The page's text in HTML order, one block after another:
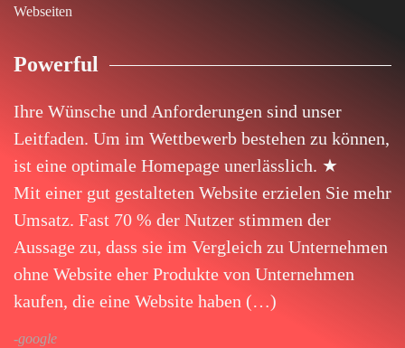
Powerful
Ihre Wünsche und Anforderungen sind unser
Leitfaden. Um im Wettbewerb bestehen zu können,
ist eine optimale Homepage unerlässlich. ★
Mit einer gut gestalteten Website erzielen Sie mehr
Umsatz. Fast 70 % der Nutzer stimmen der
Aussage zu, dass sie im Vergleich zu Unternehmen
ohne Website eher Produkte von Unternehmen
kaufen, die eine Website haben (…)
-google